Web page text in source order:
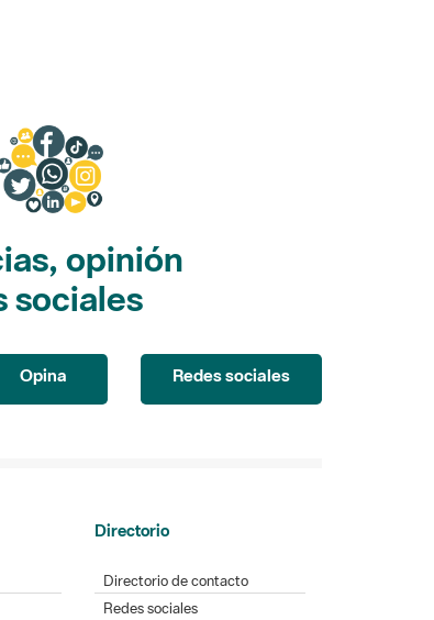
opinión
sociales
Opina Redes sociales
Directorio
Directorio de contacto
Redes sociales